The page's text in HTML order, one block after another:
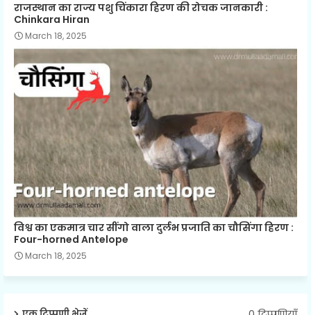
राजस्थान का राज्य पशु चिंकारा हिरण की रोचक जानकारी :
Chinkara Hiran
March 18, 2025
विश्व का एकमात्र चार सींगो वाला दुर्लभ प्रजाति का चौसिंगा हिरण :
Four-horned Antelope
March 18, 2025